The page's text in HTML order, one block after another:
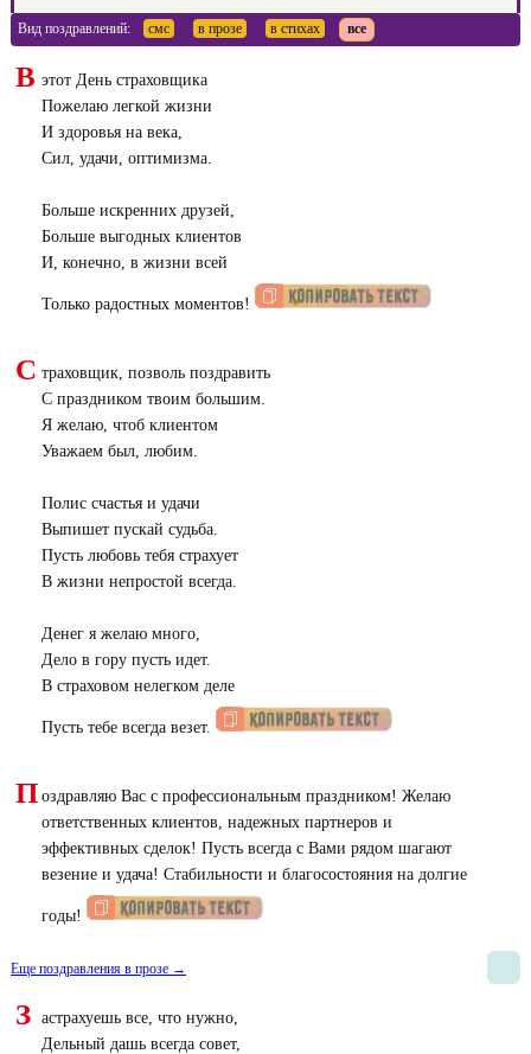
Вид поздравлений: смс в прозе в стихах все
В этот День страховщика
Пожелаю легкой жизни
И здоровья на века,
Сил, удачи, оптимизма.
Больше искренних друзей,
Больше выгодных клиентов
И, конечно, в жизни всей
Только радостных моментов!
С траховщик, позволь поздравить
С праздником твоим большим.
Я желаю, чтоб клиентом
Уважаем был, любим.
Полис счастья и удачи
Выпишет пускай судьба.
Пусть любовь тебя страхует
В жизни непростой всегда.
Денег я желаю много,
Дело в гору пусть идет.
В страховом нелегком деле
Пусть тебе всегда везет.
П оздравляю Вас с профессиональным праздником! Желаю
ответственных клиентов, надежных партнеров и
эффективных сделок! Пусть всегда с Вами рядом шагают
везение и удача! Стабильности и благосостояния на долгие
годы!
Еще поздравления в прозе →
З
астрахуешь все, что нужно,
Дельный дашь всегда совет,